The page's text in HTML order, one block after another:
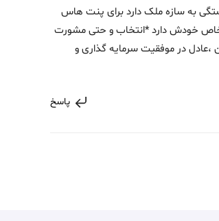
به سازه ملک دارد برای پنت هاس
متقاضی خاص خودش دارد *انتخاب و حتی مشورت
،عادل در موفقیت سرمایه گذاری و
پاسخ